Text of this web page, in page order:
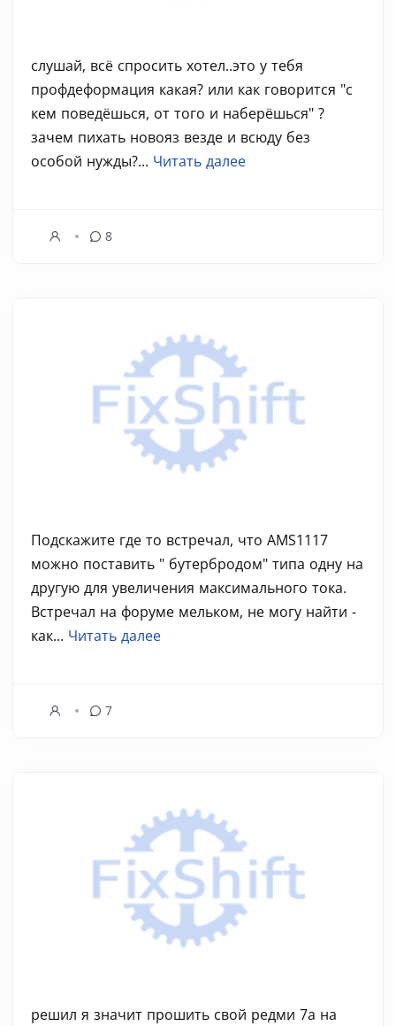
слушай, всё спросить хотел..это у тебя
профдеформация какая? или как говорится "с
кем поведёшься, от того и наберёшься" ?
зачем пихать новояз везде и всюду без
особой нужды?... Читать далее
8
Подскажите где то встречал, что AMS1117
можно поставить " бутербродом" типа одну на
другую для увеличения максимального тока.
Встречал на форуме мельком, не могу найти -
как... Читать далее
7
решил я значит прошить свой редми 7а на